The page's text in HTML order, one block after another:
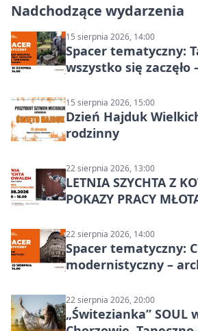
Nadchodzące wydarzenia
15 sierpnia 2026, 14:00
Spacer tematyczny:
wszystko się zaczęło
15 sierpnia 2026, 15:00
Dzień Hajduk
rodzinny
22 sierpnia 2026, 13:00
LETNIA SZYCHTA Z
POKAZY PRACY
22 sierpnia 2026, 14:00
Spacer tematyczny:
modernistyczny –
22 sierpnia 2026, 20:00
„Świtezianka” SOUL